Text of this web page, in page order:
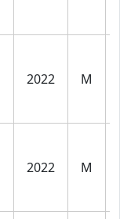
2022 M
2022 M